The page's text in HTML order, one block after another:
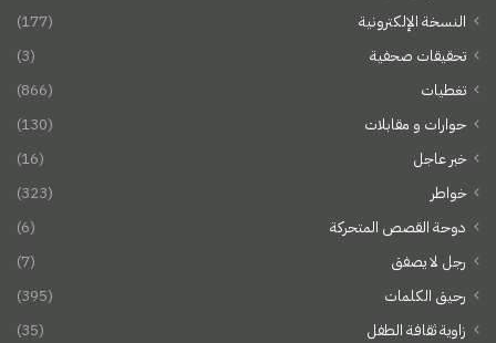
النسخة الإلكترونية
(177)
تحقيقات صحفية
(3)
تغطيات
(866)
حوارات و مقابلات
(130)
خبر عاجل
(16)
خواطر
(323)
دوحة القصص المتحركة
(6)
رجل لا يصفق
(7)
رحيق الكلمات
(395)
زاوية ثقافة الطفل
(35)